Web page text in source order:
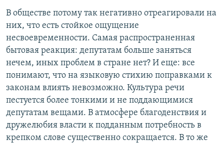
В обществе потому так негативно отреагировали на
них, что есть стойкое ощущение
несвоевременности. Самая распространенная
бытовая реакция: депутатам больше заняться
нечем, иных проблем в стране нет? И еще: все
понимают, что на языковую стихию поправками к
законам влиять невозможно. Культура речи
пестуется более тонкими и не поддающимися
депутатам вещами. В атмосфере благоденствия и
дружелюбия власти к подданным потребность в
крепком слове существенно сокращается. В то же